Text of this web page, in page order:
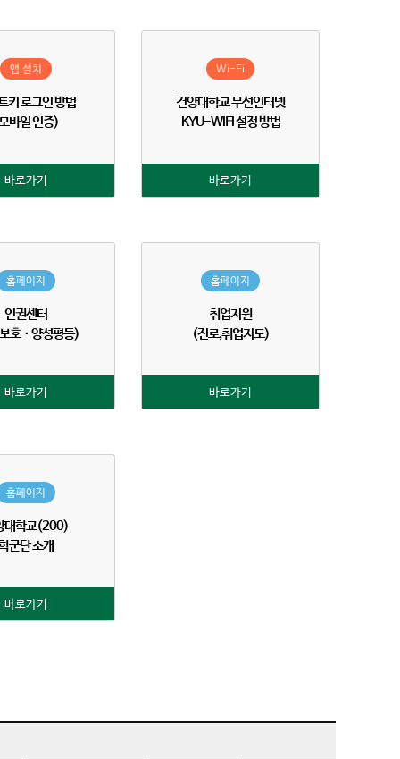
앱 설치
키 로그인 방법
바일 인증)
바로가기
Wi-Fi
건양대학교 무선인터넷
KYU-WIFI 설정 방법
바로가기
홈페이지
인권센터
호ㆍ양성평등)
바로가기
홈페이지
취업지원
(진로,취업지도)
바로가기
홈페이지
대학교(200)
군단 소개
바로가기